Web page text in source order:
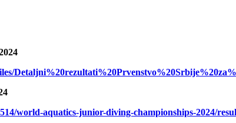
world-aquatics-junior-diving-championships-2024/